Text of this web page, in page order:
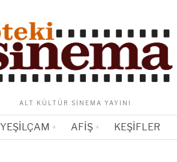
ALT KÜLTÜR SINEMA YAYINI
YEŞILÇAM AFIŞ KEŞIFLER